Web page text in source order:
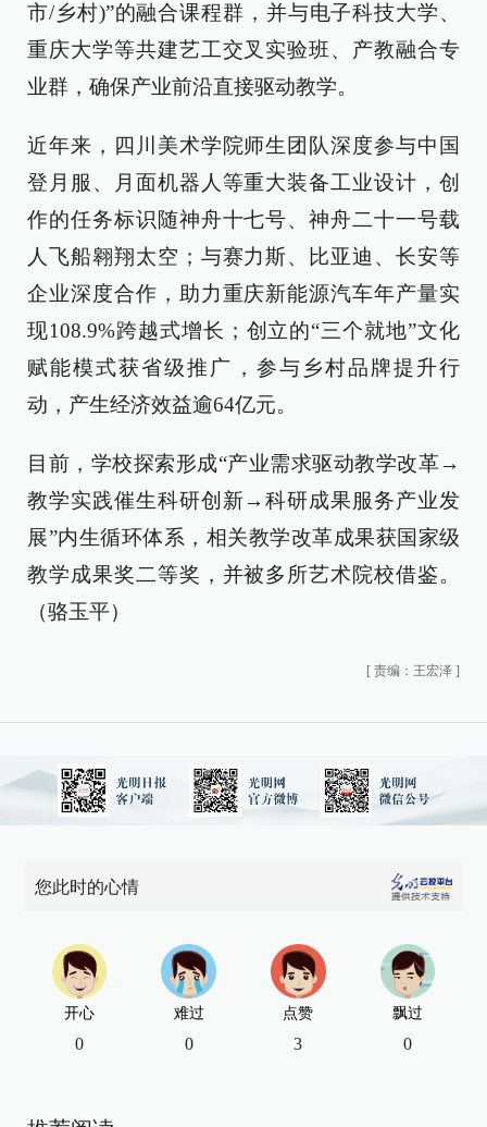
市/乡村)”的融合课程群，并与电子科技大学、
重庆大学等共建艺工交叉实验班、产教融合专
业群，确保产业前沿直接驱动教学。
近年来，四川美术学院师生团队深度参与中国
登月服、月面机器人等重大装备工业设计，创
作的任务标识随神舟十七号、神舟二十一号载
人飞船翱翔太空；与赛力斯、比亚迪、长安等
企业深度合作，助力重庆新能源汽车年产量实
现108.9%跨越式增长；创立的“三个就地”文化
赋能模式获省级推广，参与乡村品牌提升行
动，产生经济效益逾64亿元。
目前，学校探索形成“产业需求驱动教学改革→
教学实践催生科研创新→科研成果服务产业发
展”内生循环体系，相关教学改革成果获国家级
教学成果奖二等奖，并被多所艺术院校借鉴。
（骆玉平）
[ 责编：王宏泽 ]
您此时的心情
开心
0
难过
0
点赞
3
飘过
0